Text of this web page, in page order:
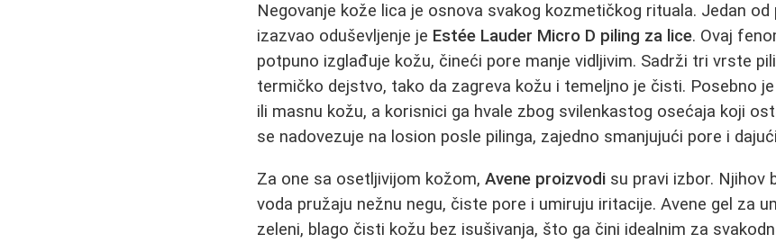
Negovanje kože lica je osnova svakog kozmetičkog rituala. Jedan od
izazvao oduševljenje je Estée Lauder Micro D piling za lice. Ovaj
potpuno izglađuje kožu, čineći pore manje vidljivim. Sadrži tri vrste
termičko dejstvo, tako da zagreva kožu i temeljno je čisti. Posebno
ili masnu kožu, a korisnici ga hvale zbog svilenkastog osećaja koji
se nadovezuje na losion posle pilinga, zajedno smanjujući pore i
Za one sa osetljivijom kožom,Avene proizvodi su pravi izbor. Njihov
voda pružaju nežnu negu, čiste pore i umiruju iritacije. Avene gel za
zeleni, blago čisti kožu bez isušivanja, što ga čini idealnim za